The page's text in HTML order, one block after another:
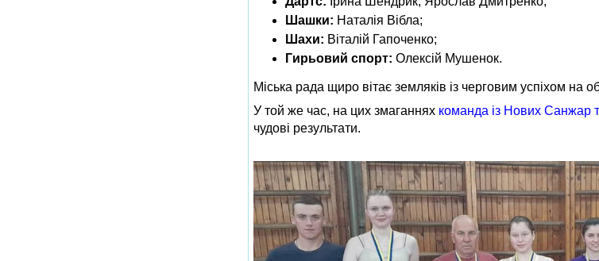
Шашки: Наталія Вібла;
Шахи: Віталій Гапоченко;
Гирьовий спорт: Олексій Мушенок.
Міська рада щиро вітає земляків із черговим успіхом на
У той же час, на цих змаганнях команда із Нових Санжар
чудові результати.